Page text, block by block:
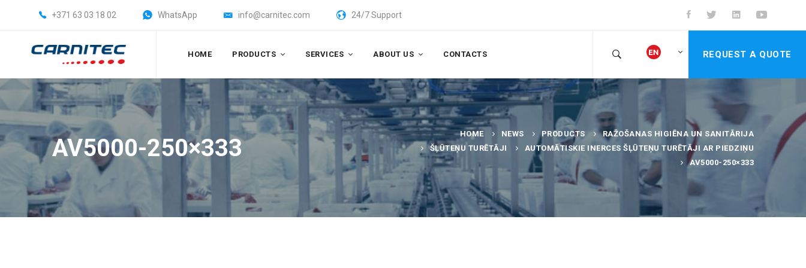
+371 63 03 18 02 WhatsApp info@carnitec.com 24/7 Support
HOME PRODUCTS SERVICES ABOUT US CONTACTS REQUEST A QUOTE
AV5000-250×333 HOME NEWS PRODUCTS
RAŽOŠANAS HIGIĒNA UN SANITĀRIJA
ŠĻŪTEŅU TURĒTĀJI
AUTOMĀTISKIE INERCES ŠĻŪTEŅU TURĒTĀJI AR PIEDZIŅU
AV5000-250×333